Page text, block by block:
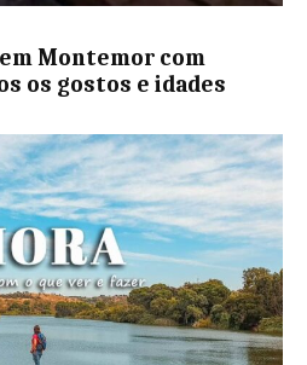
Montemor com
os gostos e idades